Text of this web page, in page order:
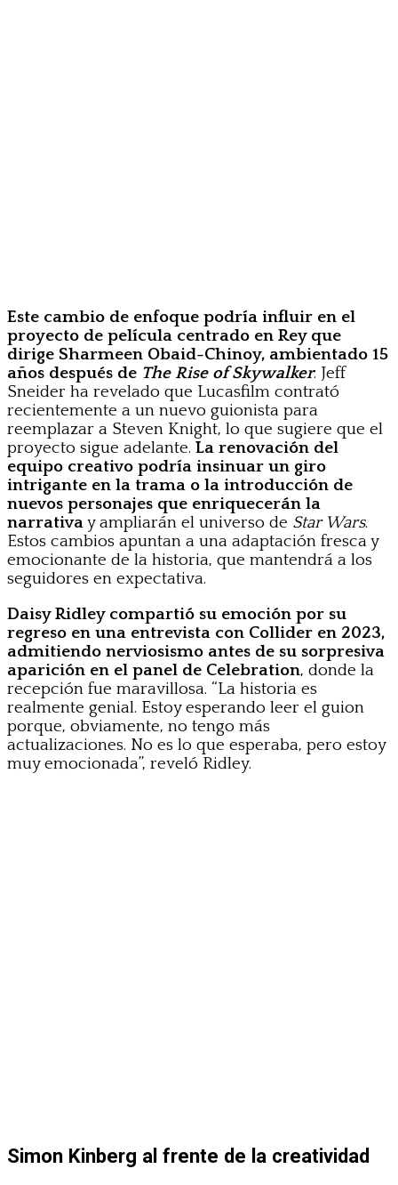
Este cambio de enfoque podría influir en el
proyecto de película centrado en Rey que
dirige Sharmeen Obaid-Chinoy, ambientado 15
años después de The Rise of Skywalker. Jeff
Sneider ha revelado que Lucasfilm contrató
recientemente a un nuevo guionista para
reemplazar a Steven Knight, lo que sugiere que el
proyecto sigue adelante. La renovación del
equipo creativo podría insinuar un giro
intrigante en la trama o la introducción de
nuevos personajes que enriquecerán la
narrativay ampliarán el universo de Star Wars.
Estos cambios apuntan a una adaptación fresca y
emocionante de la historia, que mantendrá a los
seguidores en expectativa.
Daisy Ridley compartió su emoción por su
regreso en una entrevista con Collider en 2023,
admitiendo nerviosismo antes de su sorpresiva
aparición en el panel de Celebration, donde la
recepción fue maravillosa. “La historia es
realmente genial. Estoy esperando leer el guion
porque, obviamente, no tengo más
actualizaciones. No es lo que esperaba, pero estoy
muy emocionada”, reveló Ridley.
Simon Kinberg al frente de la creatividad